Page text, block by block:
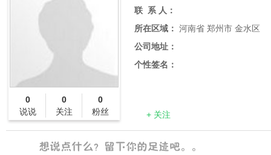
0
说说
0
关注
0
粉丝
联 系 人：
所在区域： 河南省 郑州市 金水区
公司地址：
个性签名：
+ 关注